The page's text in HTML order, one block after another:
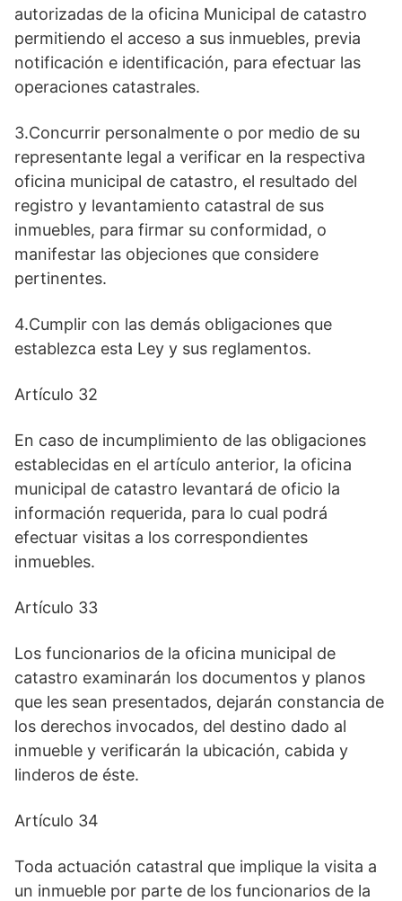
autorizadas de la oficina Municipal de catastro
permitiendo el acceso a sus inmuebles, previa
notificación e identificación, para efectuar las
operaciones catastrales.
3.Concurrir personalmente o por medio de su
representante legal a verificar en la respectiva
oficina municipal de catastro, el resultado del
registro y levantamiento catastral de sus
inmuebles, para firmar su conformidad, o
manifestar las objeciones que considere
pertinentes.
4.Cumplir con las demás obligaciones que
establezca esta Ley y sus reglamentos.
Artículo 32
En caso de incumplimiento de las obligaciones
establecidas en el artículo anterior, la oficina
municipal de catastro levantará de oficio la
información requerida, para lo cual podrá
efectuar visitas a los correspondientes
inmuebles.
Artículo 33
Los funcionarios de la oficina municipal de
catastro examinarán los documentos y planos
que les sean presentados, dejarán constancia de
los derechos invocados, del destino dado al
inmueble y verificarán la ubicación, cabida y
linderos de éste.
Artículo 34
Toda actuación catastral que implique la visita a
un inmueble por parte de los funcionarios de la